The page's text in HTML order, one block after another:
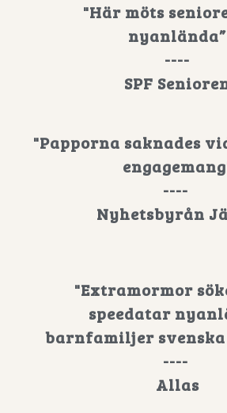
"Här möts
nyanlända”
----
SPF
"Papporna saknades
----
Nyhetsbyrån
"Extramormor
speedatar
barnfamiljer
----
Allas